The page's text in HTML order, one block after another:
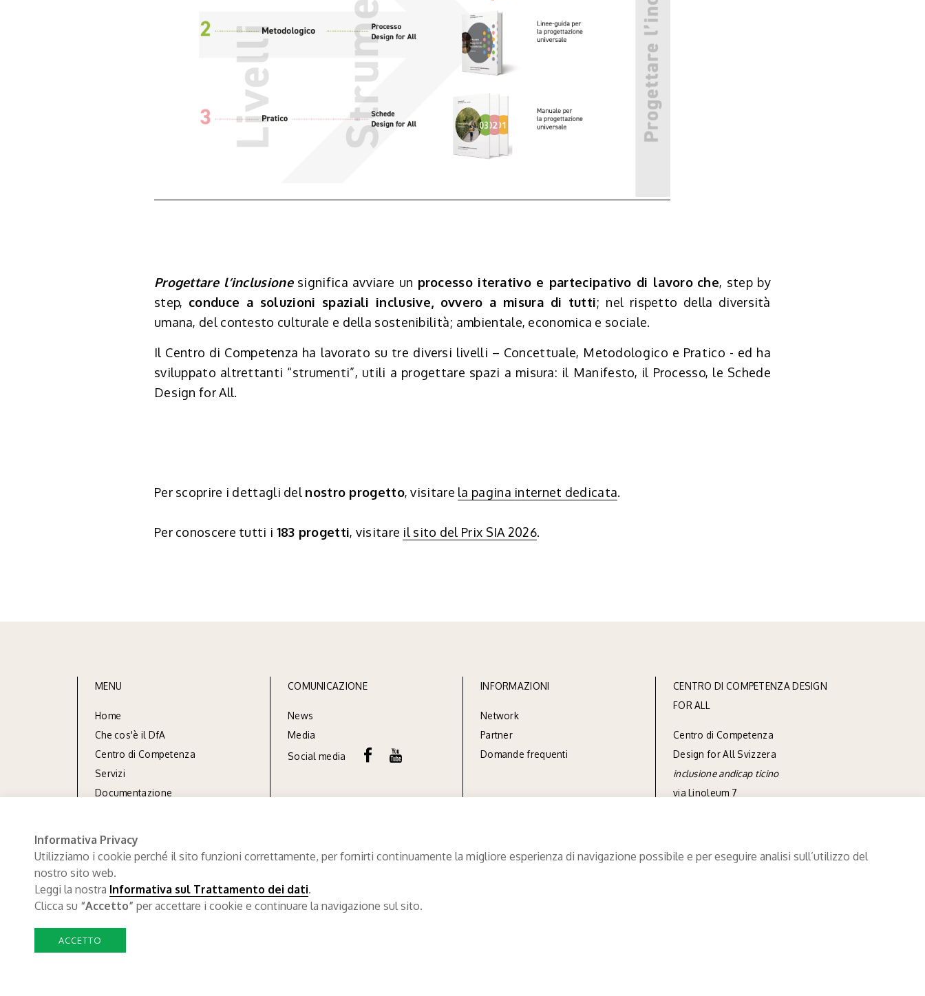
Progettare l’inclusionesignifica avviare un processo iterativo e partecipativo di lavoro che, step by
step, conduce a soluzioni spaziali inclusive, ovvero a misura di tutti; nel rispetto della diversità
umana, del contesto culturale e della sostenibilità; ambientale, economica e sociale.
Il Centro di Competenza ha lavorato su tre diversi livelli – Concettuale, Metodologico e Pratico - ed ha
sviluppato altrettanti “strumenti”, utili a progettare spazi a misura: il Manifesto, il Processo, le Schede
Design for All.
Per scoprire i dettagli del nostro progetto, visitare la pagina internet dedicata.
Per conoscere tutti i 183 progetti, visitare il sito del Prix SIA 2026.
MENU
Home
Che cos'è il DfA
Centro di Competenza
Servizi
Documentazione
COMUNICAZIONE
News
Media
Social media
INFORMAZIONI
Network
Partner
Domande frequenti
CENTRO DI COMPETENZA DESIGN
FOR ALL
Centro di Competenza
Design for All Svizzera
inclusione andicap ticino
via Linoleum 7
tel+41 91 850 90 90
Informativa Privacy
Utilizziamo i cookie perché il sito funzioni correttamente, per fornirti continuamente la migliore esperienza di navigazione possibile e per eseguire analisi sull’utilizzo del
nostro sito web.
Leggi la nostra Informativa sul Trattamento dei dati.
Clicca su “Accetto” per accettare i cookie e continuare la navigazione sul sito.
ACCETTO